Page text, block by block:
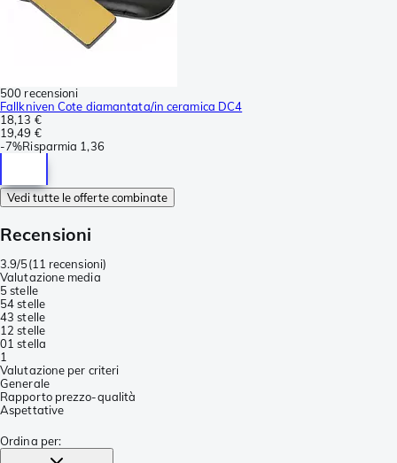
500 recensioni
Fallkniven Cote diamantata/in ceramica DC4
18,13 €
19,49 €
-7%Risparmia 1,36
Vedi tutte le offerte combinate
Recensioni
3.9/5(11 recensioni)
Valutazione media
5 stelle
54 stelle
43 stelle
1 2 stelle
01 stella
1
Valutazione per criteri
Generale
Rapporto prezzo-qualità
Aspettative
Ordina per: